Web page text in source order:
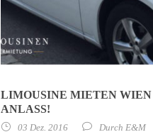
LIMOUSINE MIETEN WIEN
ANLASS!
03 Dez. 2016 Durch E&M